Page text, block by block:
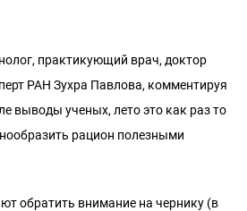
практикующий врач, доктор
РАН Зухра Павлова, комментируя
выводы ученых, лето это как раз то
рацион полезными
обратить внимание на чернику (в